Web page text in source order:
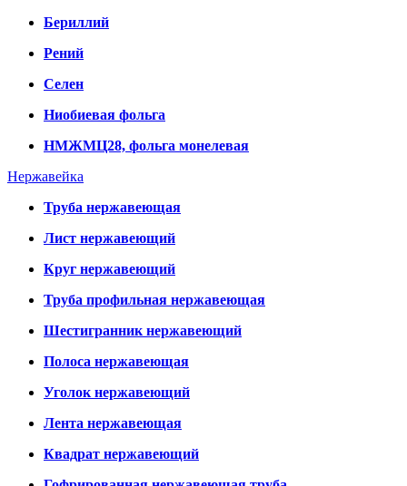
Бериллий
Рений
Селен
Ниобиевая фольга
НМЖМЦ28, фольга монелевая
Нержавейка
Труба нержавеющая
Лист нержавеющий
Круг нержавеющий
Труба профильная нержавеющая
Шестигранник нержавеющий
Полоса нержавеющая
Уголок нержавеющий
Лента нержавеющая
Квадрат нержавеющий